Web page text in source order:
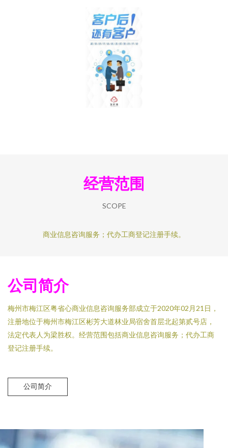
经营范围
SCOPE
商业信息咨询服务；代办工商登记注册手续。
公司简介
梅州市梅江区粤省心商业信息咨询服务部成立于2020年02月21日，
注册地位于梅州市梅江区彬芳大道林业局宿舍首层北起第贰号店，
法定代表人为梁胜权。经营范围包括商业信息咨询服务；代办工商
登记注册手续。
公司简介